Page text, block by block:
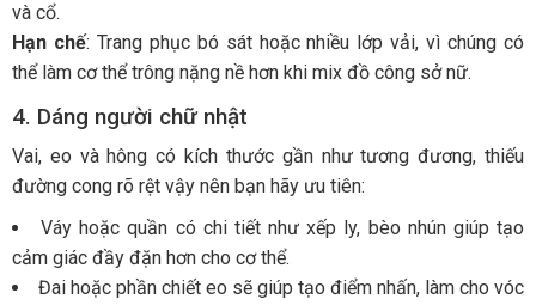
và cổ.
Hạn chế: Trang phục bó sát hoặc nhiều lớp vải, vì chúng có
thể làm cơ thể trông nặng nề hơn khi mix đồ công sở nữ.
4. Dáng người chữ nhật
Vai, eo và hông có kích thước gần như tương đương, thiếu
đường cong rõ rệt vậy nên bạn hãy ưu tiên:
Váy hoặc quần có chi tiết như xếp ly, bèo nhún giúp tạo
cảm giác đầy đặn hơn cho cơ thể.
Đai hoặc phần chiết eo sẽ giúp tạo điểm nhấn, làm cho vóc